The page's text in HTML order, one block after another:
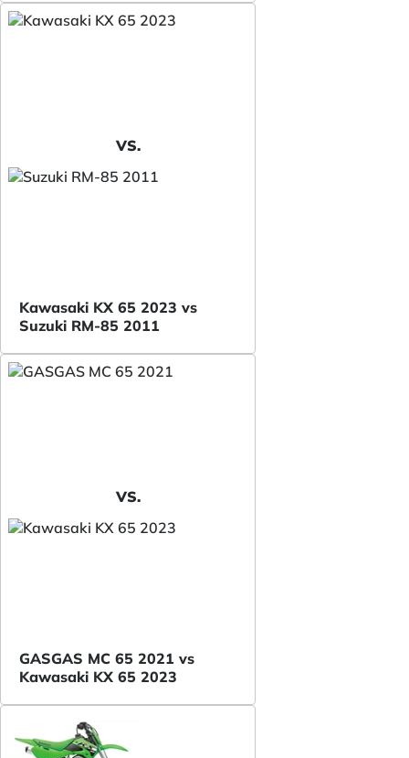
VS.
Kawasaki KX 65 2023 vs
Suzuki RM-85 2011
VS.
GASGAS MC 65 2021 vs
Kawasaki KX 65 2023